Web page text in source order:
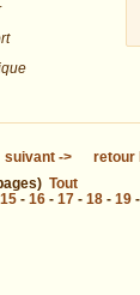
suivant->
retour
Tout
15 - 16 - 17 - 18 - 19 -